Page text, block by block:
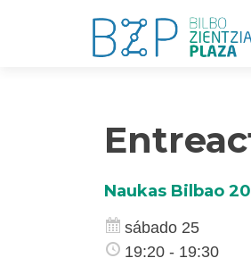
Naukas Bilbao
sábado 25
19:20 - 19:30